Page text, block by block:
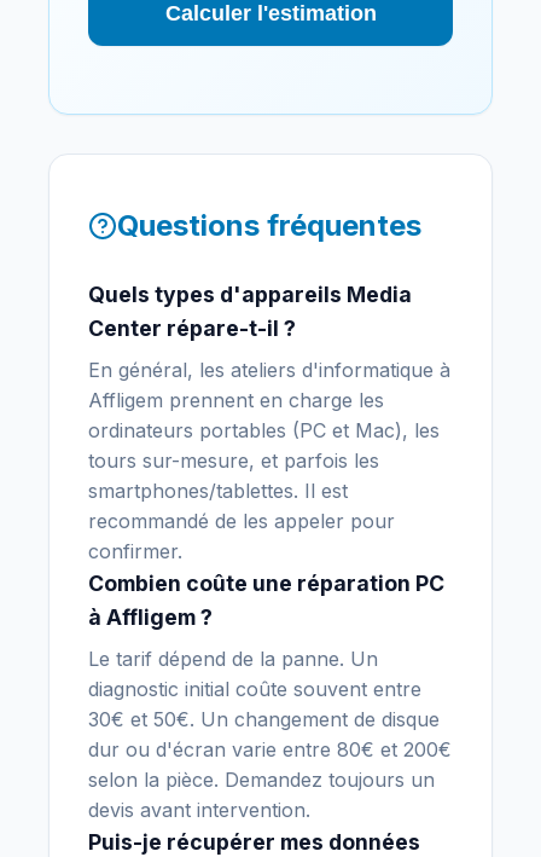
Calculer l'estimation
Questions fréquentes
Quels types d'appareils Media
Center répare-t-il ?
En général, les ateliers d'informatique à
Affligem prennent en charge les
ordinateurs portables (PC et Mac), les
tours sur-mesure, et parfois les
smartphones/tablettes. Il est
recommandé de les appeler pour
confirmer.
Combien coûte une réparation PC
à Affligem ?
Le tarif dépend de la panne. Un
diagnostic initial coûte souvent entre
30€ et 50€. Un changement de disque
dur ou d'écran varie entre 80€ et 200€
selon la pièce. Demandez toujours un
devis avant intervention.
Puis-je récupérer mes données